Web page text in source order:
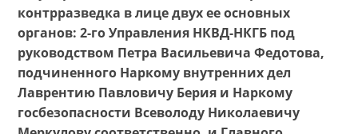
контрразведка в лице двух ее основных
органов: 2-го Управления НКВД-НКГБ под
руководством Петра Васильевича Федотова,
подчиненного Наркому внутренних дел
Лаврентию Павловичу Берия и Наркому
госбезопасности Всеволоду Николаевичу